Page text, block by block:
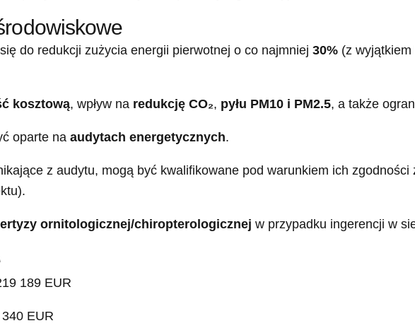
do redukcji zużycia energii pierwotnej o co najmniej 30% (z
kosztową, wpływ na redukcję CO₂, pyłu PM10 i PM2.5, a także
oparte na audytach energetycznych.
z audytu, mogą być kwalifikowane pod warunkiem ich
ornitologicznej/chiropterologicznej w przypadku ingerencji w
189 EUR
EUR